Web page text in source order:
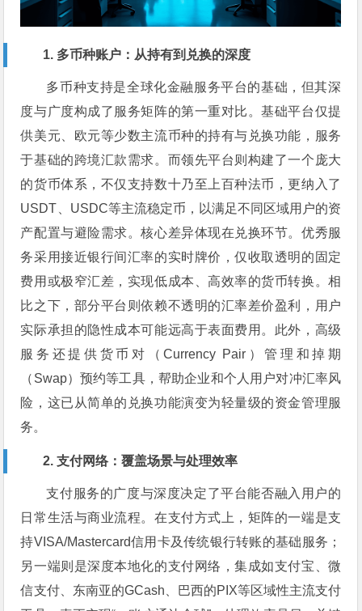
1. 多币种账户：从持有到兑换的深度
多币种支持是全球化金融服务平台的基础，但其深
度与广度构成了服务矩阵的第一重对比。基础平台仅提
供美元、欧元等少数主流币种的持有与兑换功能，服务
于基础的跨境汇款需求。而领先平台则构建了一个庞大
的货币体系，不仅支持数十乃至上百种法币，更纳入了
USDT、USDC等主流稳定币，以满足不同区域用户的资
产配置与避险需求。核心差异体现在兑换环节。优秀服
务采用接近银行间汇率的实时牌价，仅收取透明的固定
费用或极窄汇差，实现低成本、高效率的货币转换。相
比之下，部分平台则依赖不透明的汇率差价盈利，用户
实际承担的隐性成本可能远高于表面费用。此外，高级
服务还提供货币对（Currency Pair）管理和掉期
（Swap）预约等工具，帮助企业和个人用户对冲汇率风
险，这已从简单的兑换功能演变为轻量级的资金管理服
务。
2. 支付网络：覆盖场景与处理效率
支付服务的广度与深度决定了平台能否融入用户的
日常生活与商业流程。在支付方式上，矩阵的一端是支
持VISA/Mastercard信用卡及传统银行转账的基础服务；
另一端则是深度本地化的支付网络，集成如支付宝、微
信支付、东南亚的GCash、巴西的PIX等区域性主流支付